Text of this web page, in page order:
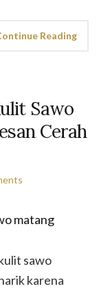
Reading
Sawo
Cerah
sawo
karena